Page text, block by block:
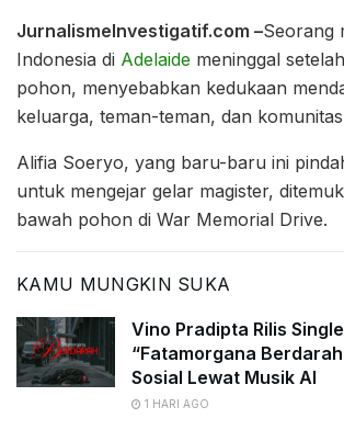
JurnalismeInvestigatif.com –Seorang
Indonesia di Adelaide meninggal
pohon, menyebabkan kedukaan
keluarga, teman-teman, dan
Alifia Soeryo, yang baru-baru ini
untuk mengejar gelar magister,
bawah pohon di War Memorial Drive.
KAMU MUNGKIN SUKA
Vino Pradipta Rilis
“Fatamorgana
Sosial Lewat Musik AI
1 HARI AGO